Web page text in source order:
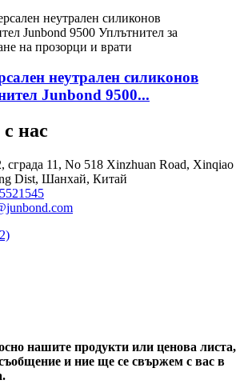
неутрален силиконов
Junbond 9500...
нас
сграда 11, No 518 Xinzhuan Road, Xinqiao
Dist, Шанхай, Китай
нашите продукти или ценова листа,
и ние ще се свържем с вас в